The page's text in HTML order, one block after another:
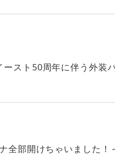
ースト50周年に伴う外装
全部開けちゃいました